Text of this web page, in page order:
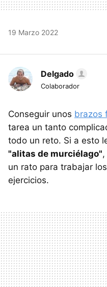
19 Marzo 2022
Delgado
Colaborador
Conseguir unos brazos
tarea un tanto
todo un reto. Si a esto
"alitas de murciélago"
un rato para trabajar
ejercicios.